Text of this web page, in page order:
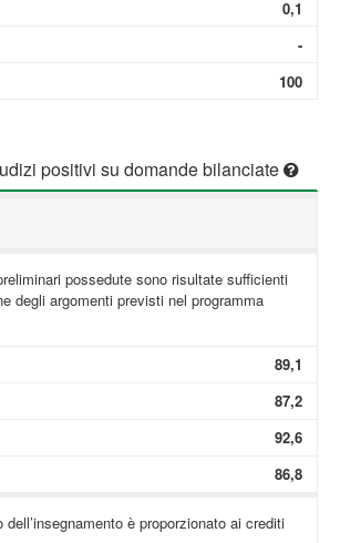
0,1
-
100
positivi su domande bilanciate
possedute sono risultate sufficienti
degli argomenti previsti nel programma
89,1
87,2
92,6
86,8
è proporzionato ai crediti